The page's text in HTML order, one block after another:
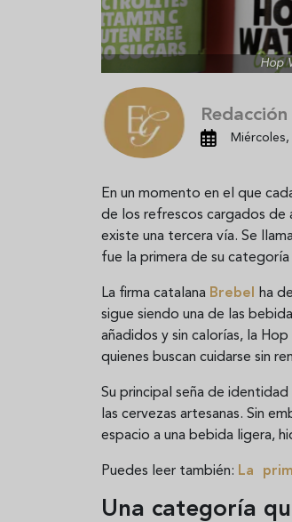
Hop
En un momento en el que
de los refrescos cargados de
existe una tercera vía. Se
fue la primera de su
La firma catalana Brebel
ha
sigue siendo una de las
añadidos y sin calorías, la
quienes buscan cuidarse sin
Su principal seña de
las cervezas artesanas. Sin
espacio a una bebida ligera,
Puedes leer también: La
Una categoría